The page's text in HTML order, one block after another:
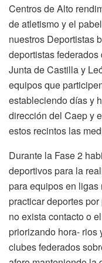
Centros de Alto
de atletismo y el
nuestros Deportistas
deportistas
Junta de Castilla y
equipos que
estableciendo días y
dirección del Caep y
estos recintos las
Durante la Fase 2
deportivos para la
para equipos en
practicar deportes
no exista contacto o
priorizando hora- rios
clubes federados